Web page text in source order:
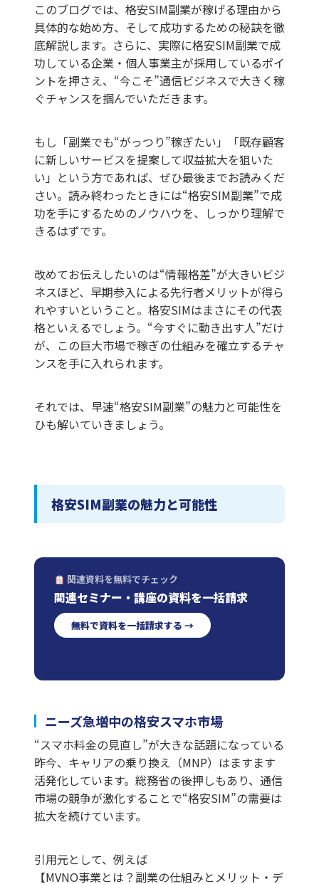
このブログでは、格安SIM副業が稼げる理由から
具体的な始め方、そして成功するための秘訣を徹
底解説します。さらに、実際に格安SIM副業で成
功している企業・個人事業主が採用しているポイ
ントを押さえ、“今こそ”通信ビジネスで大きく稼
ぐチャンスを掴んでいただきます。
もし「副業でも“がっつり”稼ぎたい」「既存顧客
に新しいサービスを提案して収益拡大を狙いた
い」という方であれば、ぜひ最後までお読みくだ
さい。読み終わったときには“格安SIM副業”で成
功を手にするためのノウハウを、しっかり理解で
きるはずです。
改めてお伝えしたいのは“情報格差”が大きいビジ
ネスほど、早期参入による先行者メリットが得ら
れやすいということ。格安SIMはまさにその代表
格といえるでしょう。“今すぐに動き出す人”だけ
が、この巨大市場で稼ぎの仕組みを確立するチャ
ンスを手に入れられます。
それでは、早速“格安SIM副業”の魅力と可能性を
ひも解いていきましょう。
格安SIM副業の魅力と可能性
関連資料を無料でチェック
関連セミナー・講座の資料を一括請求
無料で資料を一括請求する →
ニーズ急増中の格安スマホ市場
“スマホ料金の見直し”が大きな話題になっている
昨今、キャリアの乗り換え（MNP）はますます
活発化しています。総務省の後押しもあり、通信
市場の競争が激化することで“格安SIM”の需要は
拡大を続けています。
引用元として、例えば
【MVNO事業とは？副業の仕組みとメリット・デ